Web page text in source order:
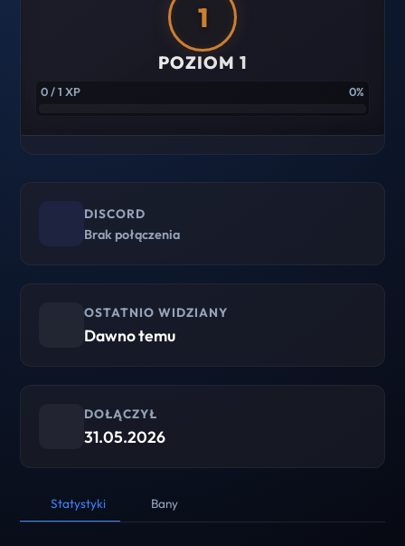
1
POZIOM 1
0 / 1 XP 0%
DISCORD
Brak połączenia
OSTATNIO WIDZIANY
Dawno temu
DOŁĄCZYŁ
31.05.2026
Statystyki Bany